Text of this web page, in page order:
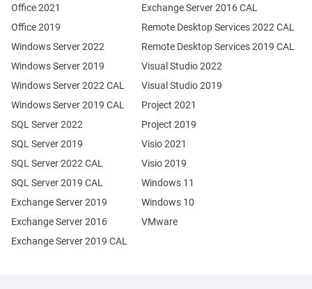
Office 2021
Office 2019
Windows Server 2022
Windows Server 2019
Exchange Server 2019
Exchange Server 2016
SQL Server 2022
SQL Server 2019
Windows Server 2022 CAL
Windows Server 2019 CAL
SQL Server 2022 CAL
SQL Server 2019 CAL
Remote Desktop Services 2022 CAL
Remote Desktop Services 2019 CAL
Exchange Server 2019 CAL
Exchange Server 2016 CAL
Visual Studio 2022
Visual Studio 2019
Project 2021
Project 2019
Visio 2021
Visio 2019
Windows 11
Windows 10
VMware